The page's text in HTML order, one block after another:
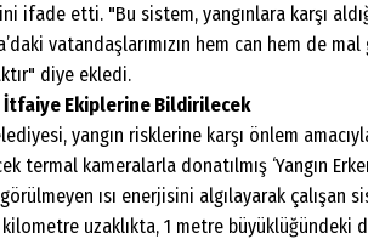
ifade etti. "Bu sistem, yangınlara karşı
vatandaşlarımızın hem can hem de
diye ekledi.
İtfaiye Ekiplerine Bildirilecek
yangın risklerine karşı önlem
termal kameralarla donatılmış ‘Yangın
ısı enerjisini algılayarak çalışan
uzaklıkta, 1 metre büyüklüğündeki